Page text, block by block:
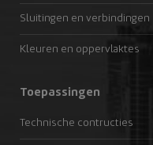
Sluitingen en verbindingen
Kleuren en oppervlaktes
Toepassingen
Technische contructies